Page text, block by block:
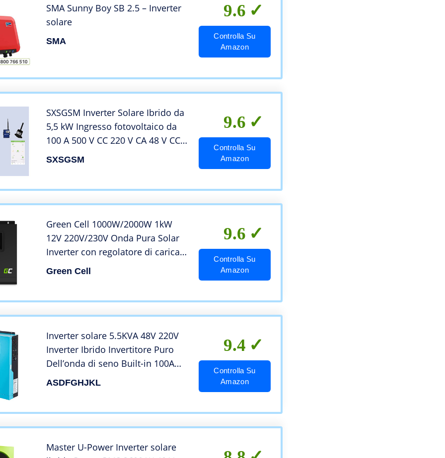
SMA Sunny Boy SB 2.5 – Inverter
solare
SMA
9.6
Controlla Su
Amazon
SXSGSM Inverter Solare Ibrido da
5,5 kW Ingresso fotovoltaico da
100 A 500 V CC 220 V CA 48 V CC
Inverter Ibrido a Onda
SXSGSM
9.6
Controlla Su
Amazon
Green Cell 1000W/2000W 1kW
12V 220V/230V Onda Pura Solar
Inverter con regolatore di carica
MPPT Invertitore di Tensione
Green Cell
9.6
Controlla Su
Amazon
Inverter solare 5.5KVA 48V 220V
Inverter Ibrido Invertitore Puro
Dell’onda di seno Built-in 100A
MPPT WIFI Solare regolatore di
ASDFGHJKL
9.4
Controlla Su
Amazon
Master U-Power Inverter solare